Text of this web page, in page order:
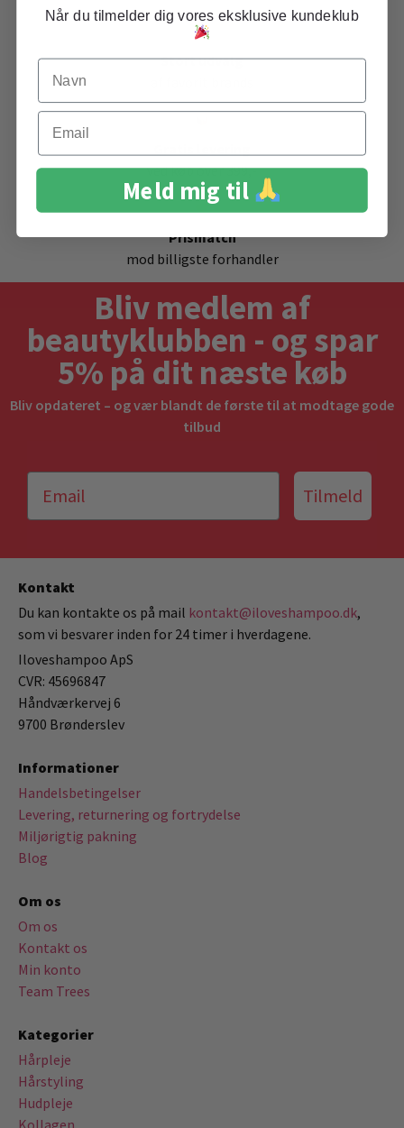
Stort udvalg
ved køb over 399,-
Prismatch
mod billigste forhandler
Bliv medlem af
beautyklubben - og spar
5% på dit næste køb
Bliv opdateret – og vær blandt de første til at modtage gode
tilbud
Tilmeld
Kontakt
Du kan kontakte os på mail kontakt@iloveshampoo.dk,
som vi besvarer inden for 24 timer i hverdagene.
Iloveshampoo ApS
CVR: 45696847
Håndværkervej 6
9700 Brønderslev
Informationer
Handelsbetingelser
Levering, returnering og fortrydelse
Miljørigtig pakning
Blog
Om os
Om os
Kontakt os
Min konto
Team Trees
Kategorier
Hårpleje
Hårstyling
Hudpleje
Kollagen
Når du tilmelder dig vores eksklusive kundeklub
Navn
Email
Meld mig til